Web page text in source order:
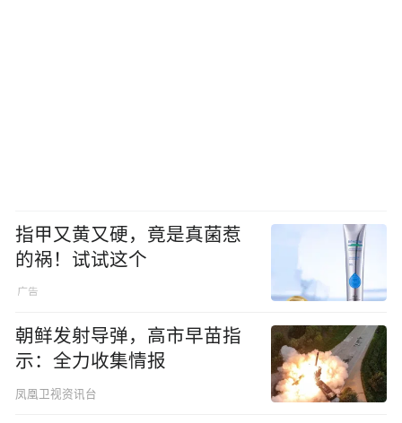
指甲又黄又硬，竟是真菌惹
的祸！试试这个
朝鲜发射导弹，高市早苗指
示：全力收集情报
凤凰卫视资讯台